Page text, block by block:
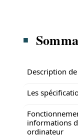
Description de
Les
informations
ordinateur